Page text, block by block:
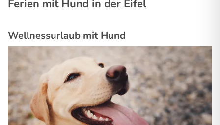
Ferien mit Hund in der Eifel
Wellnessurlaub mit Hund